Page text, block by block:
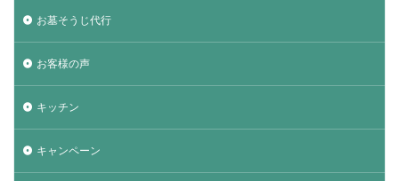
お墓そうじ代行
お客様の声
キッチン
キャンペーン